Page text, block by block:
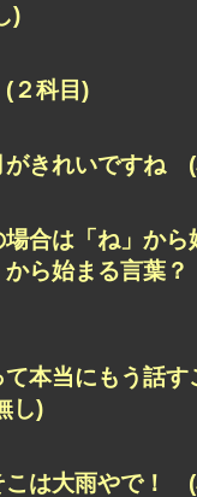
)
２科目)
がきれいですね
合は「ね」から
から始まる言葉
本当にもう話す
し)
こは大雨やで！